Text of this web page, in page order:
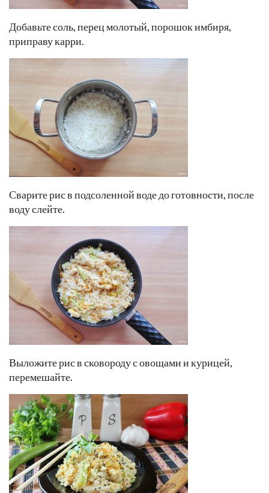
Добавьте соль, перец молотый, порошок имбиря,
приправу карри.
Сварите рис в подсоленной воде до готовности, после
воду слейте.
Выложите рис в сковороду с овощами и курицей,
перемешайте.